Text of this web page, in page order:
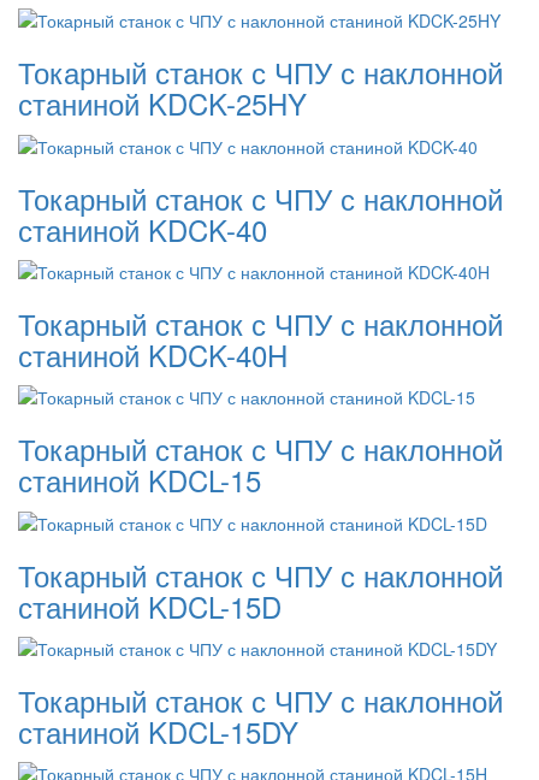
Токарный станок с ЧПУ с наклонной
станиной KDCK-25HY
Токарный станок с ЧПУ с наклонной
станиной KDCK-40
Токарный станок с ЧПУ с наклонной
станиной KDCK-40H
Токарный станок с ЧПУ с наклонной
станиной KDCL-15
Токарный станок с ЧПУ с наклонной
станиной KDCL-15D
Токарный станок с ЧПУ с наклонной
станиной KDCL-15DY